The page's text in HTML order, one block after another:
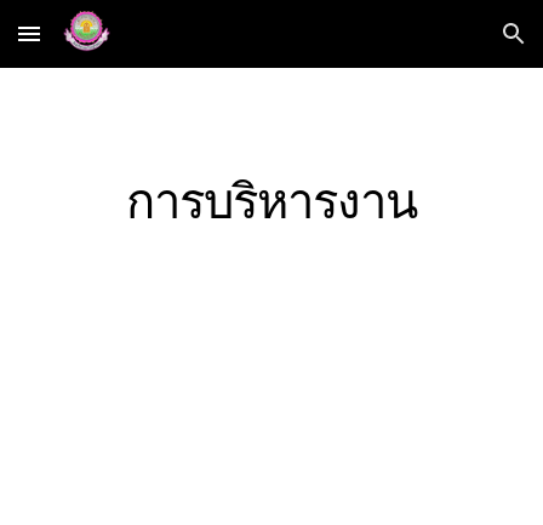
Skip to main content Skip to navigation
การบริหารงาน